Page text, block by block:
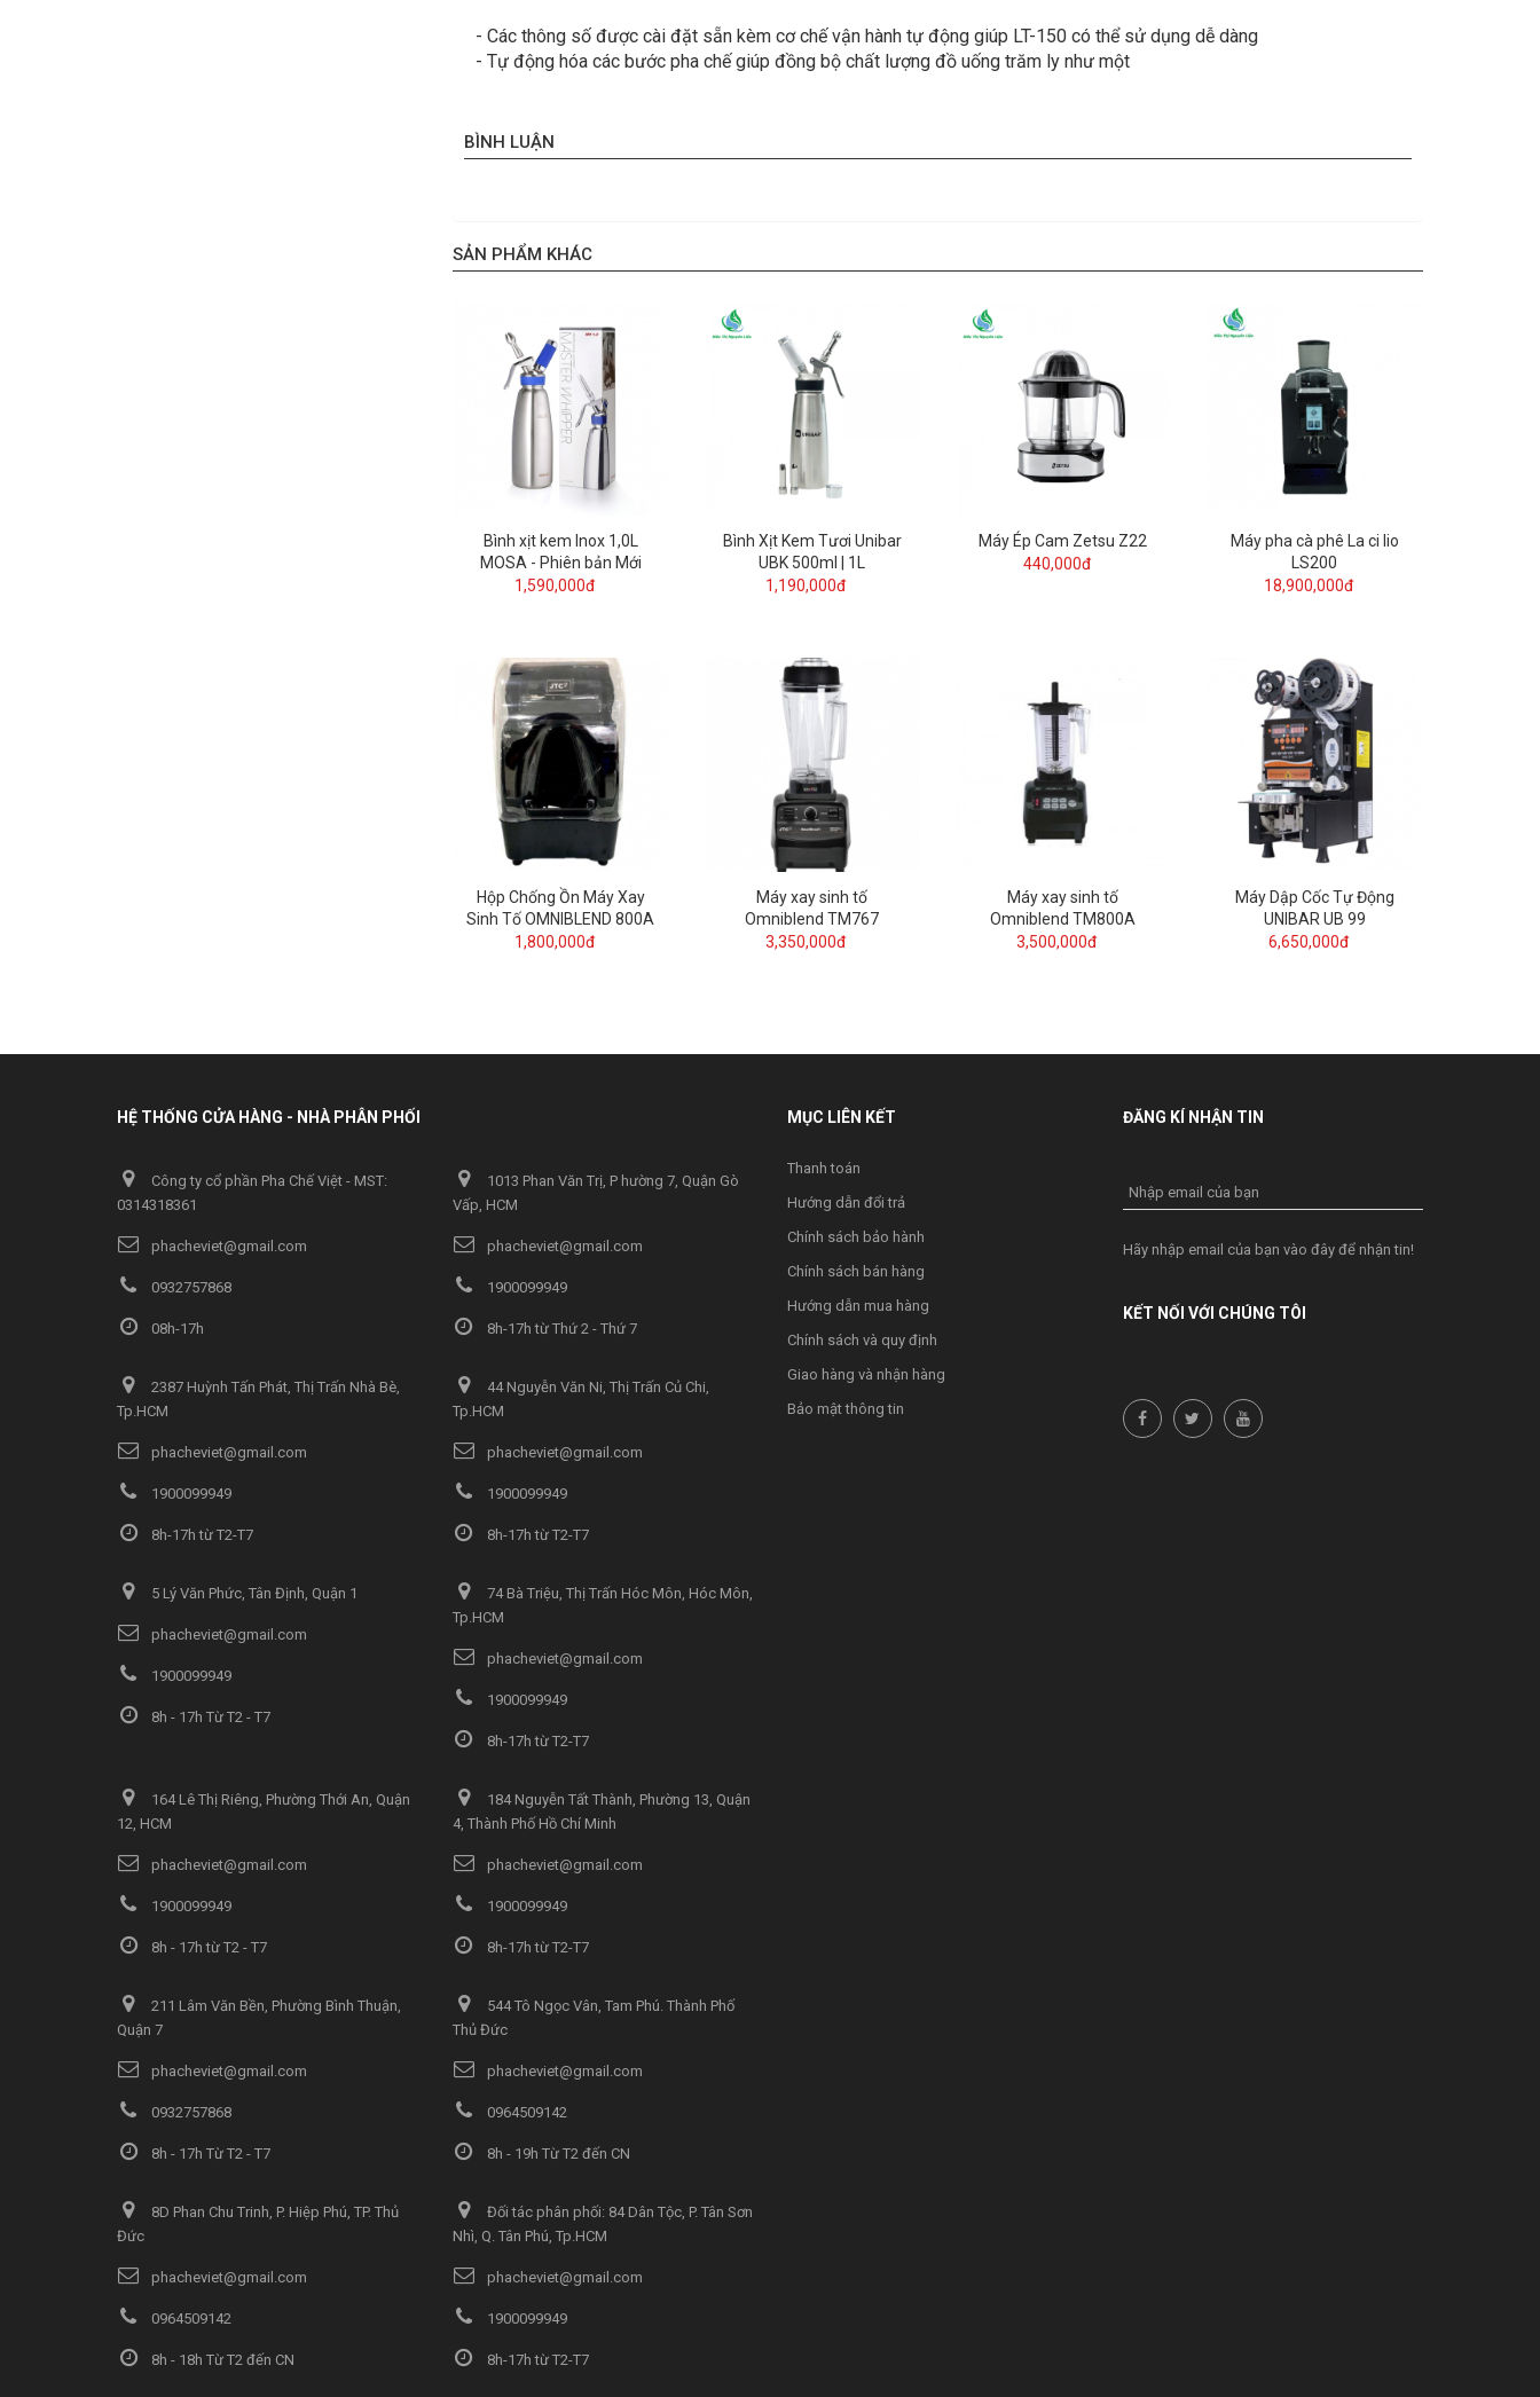
- Các thông số được cài đặt sẵn kèm cơ chế vận hành tự động giúp LT-150 có thể sử dụng dễ dàng
- Tự động hóa các bước pha chế giúp đồng bộ chất lượng đồ uống trăm ly như một
BÌNH LUẬN
SẢN PHẨM KHÁC
Bình xịt kem Inox 1,0L
MOSA - Phiên bản Mới
1,590,000đ
Bình Xịt Kem Tươi Unibar
UBK 500ml | 1L
1,190,000đ
Máy Ép Cam Zetsu Z22
440,000đ
Máy pha cà phê La ci lio
LS200
18,900,000đ
Hộp Chống Ồn Máy Xay
Sinh Tố OMNIBLEND 800A
1,800,000đ
Máy xay sinh tố
Omniblend TM767
3,350,000đ
Máy xay sinh tố
Omniblend TM800A
3,500,000đ
Máy Dập Cốc Tự Động
UNIBAR UB 99
6,650,000đ
HỆ THỐNG CỬA HÀNG - NHÀ PHÂN PHỐI
Công ty cổ phần Pha Chế Việt - MST:
0314318361
phacheviet@gmail.com
0932757868
08h-17h
1013 Phan Văn Trị, P hường 7, Quận Gò
Vấp, HCM
phacheviet@gmail.com
1900099949
8h-17h từ Thứ 2 - Thứ 7
2387 Huỳnh Tấn Phát, Thị Trấn Nhà Bè,
Tp.HCM
phacheviet@gmail.com
1900099949
8h-17h từ T2-T7
44 Nguyễn Văn Ni, Thị Trấn Củ Chi,
Tp.HCM
phacheviet@gmail.com
1900099949
8h-17h từ T2-T7
5 Lý Văn Phức, Tân Định, Quận 1
phacheviet@gmail.com
1900099949
8h - 17h Từ T2 - T7
74 Bà Triệu, Thị Trấn Hóc Môn, Hóc Môn,
Tp.HCM
phacheviet@gmail.com
1900099949
8h-17h từ T2-T7
164 Lê Thị Riêng, Phường Thới An, Quận
12, HCM
phacheviet@gmail.com
1900099949
8h - 17h từ T2 - T7
184 Nguyễn Tất Thành, Phường 13, Quận
4, Thành Phố Hồ Chí Minh
phacheviet@gmail.com
1900099949
8h-17h từ T2-T7
211 Lâm Văn Bền, Phường Bình Thuận,
Quận 7
phacheviet@gmail.com
0932757868
8h - 17h Từ T2 - T7
544 Tô Ngọc Vân, Tam Phú. Thành Phố
Thủ Đức
phacheviet@gmail.com
0964509142
8h - 19h Từ T2 đến CN
8D Phan Chu Trinh, P. Hiệp Phú, TP. Thủ
Đức
phacheviet@gmail.com
0964509142
8h - 18h Từ T2 đến CN
Đối tác phân phối: 84 Dân Tộc, P. Tân Sơn
Nhì, Q. Tân Phú, Tp.HCM
phacheviet@gmail.com
1900099949
8h-17h từ T2-T7
MỤC LIÊN KẾT
Thanh toán
Hướng dẫn đổi trả
Chính sách bảo hành
Chính sách bán hàng
Hướng dẫn mua hàng
Chính sách và quy định
Giao hàng và nhận hàng
Bảo mật thông tin
ĐĂNG KÍ NHẬN TIN
Nhập email của bạn
Hãy nhập email của bạn vào đây để nhận tin!
KẾT NỐI VỚI CHÚNG TÔI